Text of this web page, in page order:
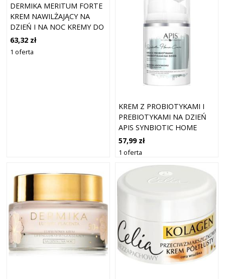
DERMIKA MERITUM FORTE
KREM NAWILŻAJĄCY NA
DZIEŃ I NA NOC KREMY DO
TWARZY 50 ML
63,32 zł
1 oferta
KREM Z PROBIOTYKAMI I
PREBIOTYKAMI NA DZIEŃ
APIS SYNBIOTIC HOME
CARE 50 ML
57,99 zł
1 oferta